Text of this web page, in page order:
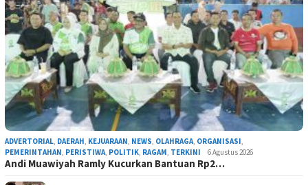
ADVERTORIAL, DAERAH, KEJUARAAN, NEWS, OLAHRAGA, ORGANISASI,
PEMERINTAHAN, PERISTIWA, POLITIK, RAGAM, TERKINI 6 Agustus 2026
Andi Muawiyah Ramly Kucurkan Bantuan Rp2…